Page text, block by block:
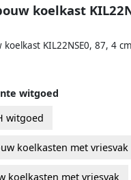
koelkast
koelkast KIL22NSE0, 87, 4
witgoed
witgoed
koelkasten met vriesvak
koelkasten met vriesvak